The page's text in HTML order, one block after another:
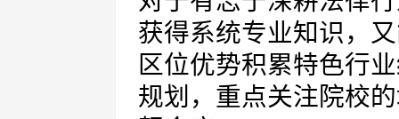
获得系统专业知识，
区位优势积累特色行
规划，重点关注院校